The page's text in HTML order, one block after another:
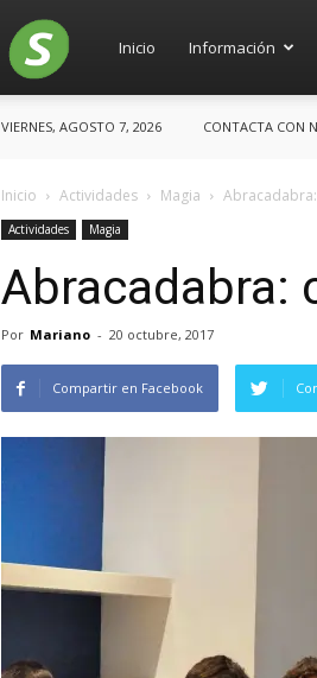
Salces
Inicio Información
VIERNES, AGOSTO 7, 2026 CONTACTA CON
Inicio Actividades Magia
Actividades Magia
Abracadabra:
Por Mariano - 20 octubre, 2017
Compartir en Facebook